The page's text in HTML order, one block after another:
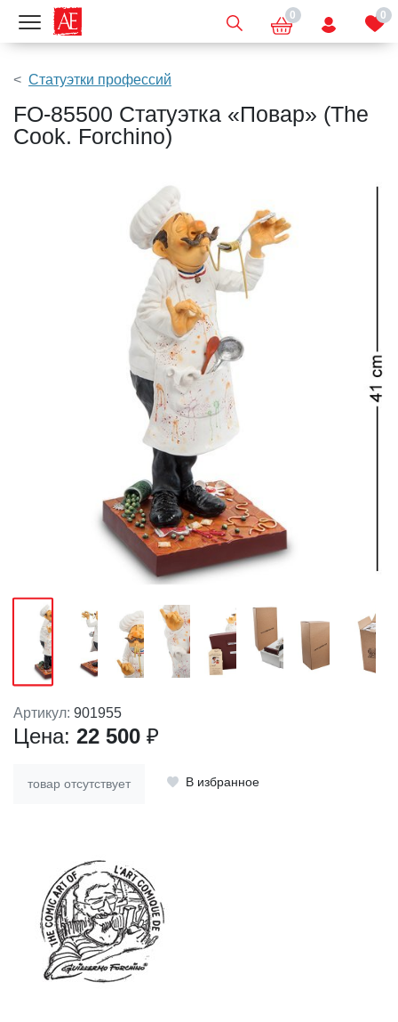
Показать меню 0 0
Статуэтки профессий
FO-85500 Статуэтка «Повар» (The
Cook. Forchino)
Артикул: 901955
Цена: 22 500 ₽
товар отсутствует В избранное